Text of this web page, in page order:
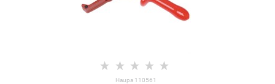
Haupa 110561